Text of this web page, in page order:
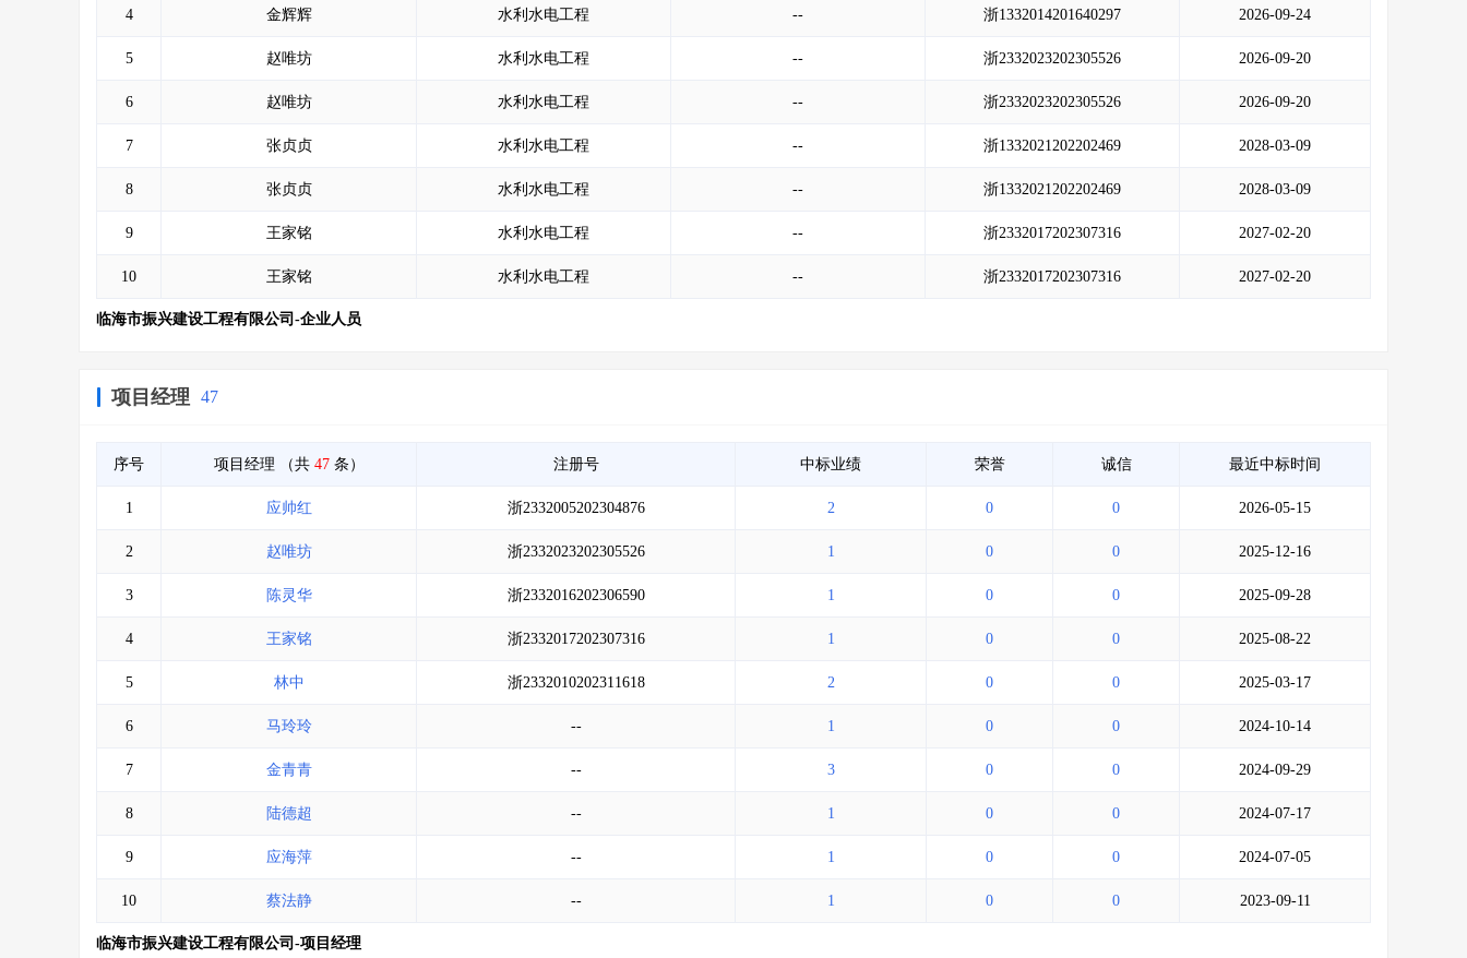
4 金辉辉 水利水电工程 -- 浙1332014201640297 2026-09-24
5 赵唯坊 水利水电工程 -- 浙2332023202305526 2026-09-20
6 赵唯坊 水利水电工程 -- 浙2332023202305526 2026-09-20
7 张贞贞 水利水电工程 -- 浙1332021202202469 2028-03-09
8 张贞贞 水利水电工程 -- 浙1332021202202469 2028-03-09
9 王家铭 水利水电工程 -- 浙2332017202307316 2027-02-20
10 王家铭 水利水电工程 -- 浙2332017202307316 2027-02-20
临海市振兴建设工程有限公司-企业人员
项目经理 47
序号 项目经理 （共 47条） 注册号 中标业绩 荣誉 诚信 最近中标时间
1 应帅红 浙2332005202304876 2 0 0 2026-05-15
2 赵唯坊 浙2332023202305526 1 0 0 2025-12-16
3 陈灵华 浙2332016202306590 1 0 0 2025-09-28
4 王家铭 浙2332017202307316 1 0 0 2025-08-22
5 林中 浙2332010202311618 2 0 0 2025-03-17
6 马玲玲 -- 1 0 0 2024-10-14
7 金青青 -- 3 0 0 2024-09-29
8 陆德超 -- 1 0 0 2024-07-17
9 应海萍 -- 1 0 0 2024-07-05
10 蔡法静 -- 1 0 0 2023-09-11
临海市振兴建设工程有限公司-项目经理